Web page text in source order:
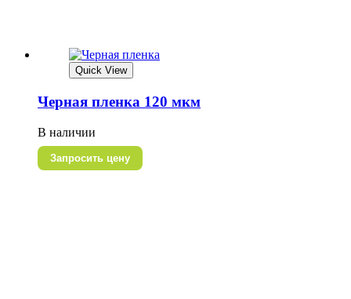
Quick View
Черная пленка 120 мкм
В наличии
Запросить цену